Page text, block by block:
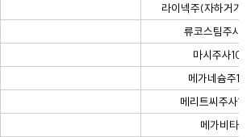
라이넥주(자하거가
류코스팀주사
마시주사
메가네슘주
메리트씨주사
메가비타